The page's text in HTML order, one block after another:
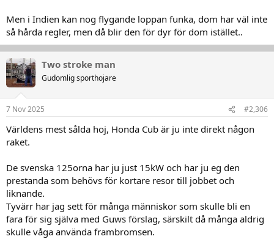
Men i Indien kan nog flygande loppan funka, dom har väl inte
så hårda regler, men då blir den för dyr för dom istället..
Two stroke man
Gudomlig sporthojare
7 Nov 2025 #2,306
Världens mest sålda hoj, Honda Cub är ju inte direkt någon
raket.
De svenska 125orna har ju just 15kW och har ju eg den
prestanda som behövs för kortare resor till jobbet och
liknande.
Tyvärr har jag sett för många människor som skulle bli en
fara för sig själva med Guws förslag, särskilt då många aldrig
skulle våga använda frambromsen.